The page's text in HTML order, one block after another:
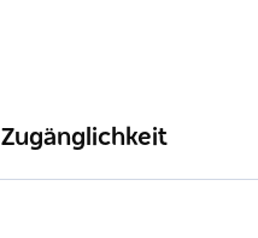
Zugänglichkeit